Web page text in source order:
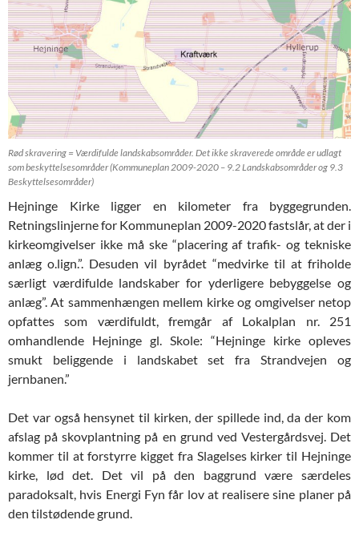
Rød skravering = Værdifulde landskabsområder. Det ikke skraverede område er udlagt
som beskyttelsesområder (Kommuneplan 2009-2020 – 9.2 Landskabsområder og 9.3
Beskyttelsesområder)
Hejninge Kirke ligger en kilometer fra byggegrunden.
Retningslinjerne for Kommuneplan 2009-2020 fastslår, at der i
kirkeomgivelser ikke må ske “placering af trafik- og tekniske
anlæg o.lign.”. Desuden vil byrådet “medvirke til at friholde
særligt værdifulde landskaber for yderligere bebyggelse og
anlæg”. At sammenhængen mellem kirke og omgivelser netop
opfattes som værdifuldt, fremgår af Lokalplan nr. 251
omhandlende Hejninge gl. Skole: “Hejninge kirke opleves
smukt beliggende i landskabet set fra Strandvejen og
jernbanen.”
Det var også hensynet til kirken, der spillede ind, da der kom
afslag på skovplantning på en grund ved Vestergårdsvej. Det
kommer til at forstyrre kigget fra Slagelses kirker til Hejninge
kirke, lød det. Det vil på den baggrund være særdeles
paradoksalt, hvis Energi Fyn får lov at realisere sine planer på
den tilstødende grund.